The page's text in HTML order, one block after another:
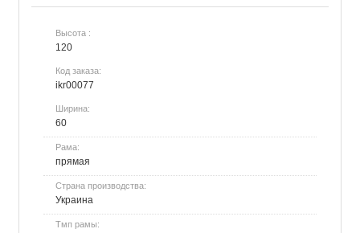
Высота :
120
Код заказа:
ikr00077
Ширина:
60
Рама:
прямая
Страна производства:
Украина
Тмп рамы: